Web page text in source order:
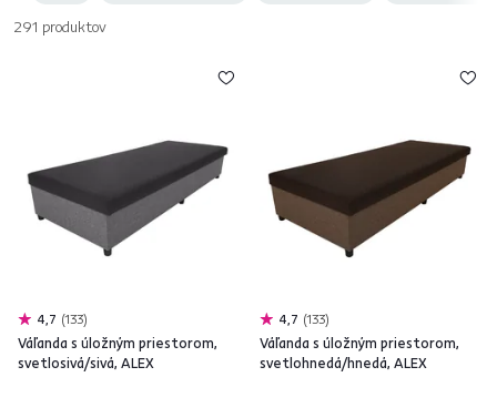
291 produktov
4,7 133
Váľanda s úložným priestorom,
svetlosivá/sivá, ALEX
4,7 133
Váľanda s úložným priestorom,
svetlohnedá/hnedá, ALEX